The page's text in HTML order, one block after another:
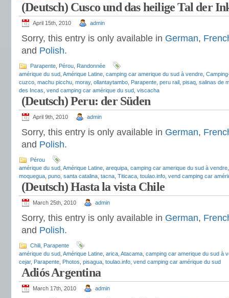
(Deutsch) Cusco und das heilige Tal der
April 15th, 2010 admin
Sorry, this entry is only available in German,
and Polish.
Parapente Pérou Randonnée
amérique du sud Amérique Latine camping car amerique du sud à vendre
cuzco machu picchu moray, ollantaytambo Parapente peru rail pisaq salinas de
des Incas vend camping car amérique du sud viscacha
(Deutsch) Peru: der Süden
April 9th, 2010 admin
Sorry, this entry is only available in German,
and Polish.
Pérou
amérique du sud Amérique Latine arequipa camping car amerique du sud à vendre
moquegua puno santa catalina tacna Titicaca toulao.info vend camping car
(Deutsch) Hasta la vista Chile
March 25th, 2010 admin
Sorry, this entry is only available in German,
and Polish.
Chili Parapente
amérique du sud Amérique Latine arica Atacama camping car amerique du sud à
cejar, Parapente Photos pisagua toulao.info vend camping car amérique du sud
Adiós Argentina
March 17th, 2010 admin